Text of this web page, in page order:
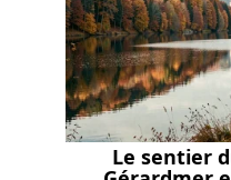
Le sentier